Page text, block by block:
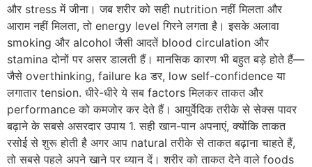
और stress में जीना। जब शरीर को सही nutrition नहीं मिलता और
आराम नहीं मिलता, तो energy level गिरने लगता है। इसके अलावा
smoking और alcohol जैसी आदतें blood circulation और
stamina दोनों पर असर डालती हैं। मानसिक कारण भी बहुत बड़े होते हैं—
जैसे overthinking, failure ka डर, low self-confidence या
लगातार tension. धीरे-धीरे ये सब factors मिलकर ताकत और
performance को कमजोर कर देते हैं। आयुर्वेदिक तरीके से सेक्स पावर
बढ़ाने के सबसे असरदार उपाय 1. सही खान-पान अपनाएं, क्योंकि ताकत
रसोई से शुरू होती है अगर आप natural तरीके से ताकत बढ़ाना चाहते हैं,
तो सबसे पहले अपने खाने पर ध्यान दें। शरीर को ताकत देने वाले foods